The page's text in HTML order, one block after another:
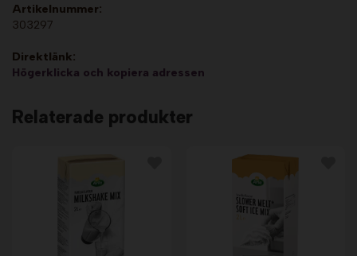
Artikelnummer:
303297
Direktlänk:
Högerklicka och kopiera adressen
Relaterade produkter